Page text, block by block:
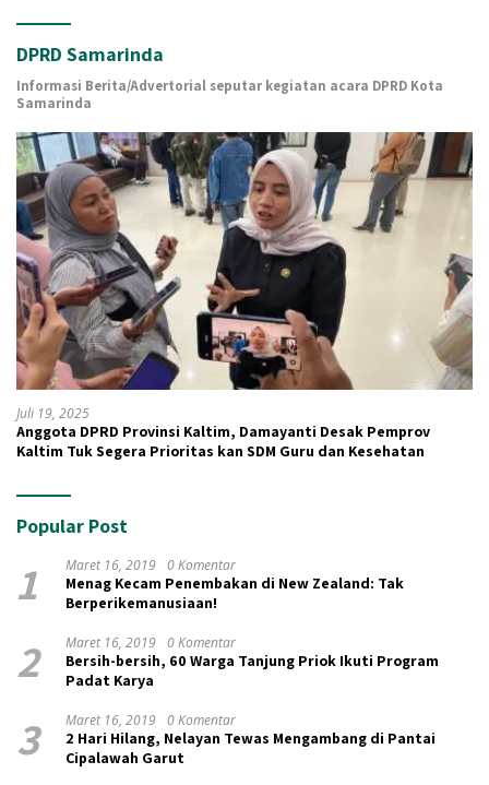
DPRD Samarinda
Informasi Berita/Advertorial seputar kegiatan acara DPRD Kota
Samarinda
Juli 19, 2025
Anggota DPRD Provinsi Kaltim, Damayanti Desak Pemprov
Kaltim Tuk Segera Prioritas kan SDM Guru dan Kesehatan
Popular Post
1 Maret 16, 2019 0 Komentar
Menag Kecam Penembakan di New Zealand: Tak
Berperikemanusiaan!
2 Maret 16, 2019 0 Komentar
Bersih-bersih, 60 Warga Tanjung Priok Ikuti Program
Padat Karya
3 Maret 16, 2019 0 Komentar
2 Hari Hilang, Nelayan Tewas Mengambang di Pantai
Cipalawah Garut